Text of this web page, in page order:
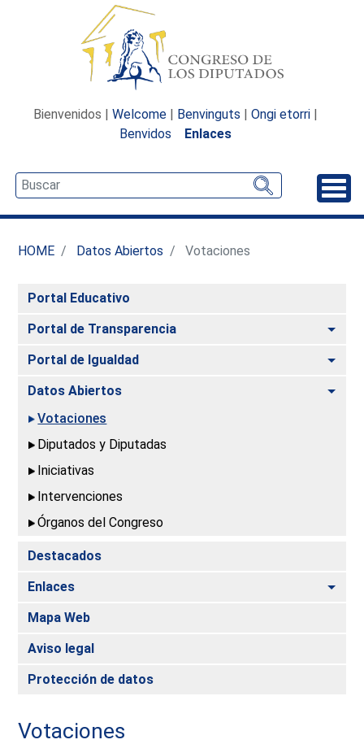
Bienvenidos | Welcome | Benvinguts | Ongi etorri |
Benvidos
Enlaces
HOME Datos Abiertos Votaciones
Portal Educativo
Portal de Transparencia
Portal de Igualdad
Datos Abiertos
Votaciones
Diputados y Diputadas
Iniciativas
Intervenciones
Órganos del Congreso
Destacados
Enlaces
Mapa Web
Aviso legal
Protección de datos
Votaciones